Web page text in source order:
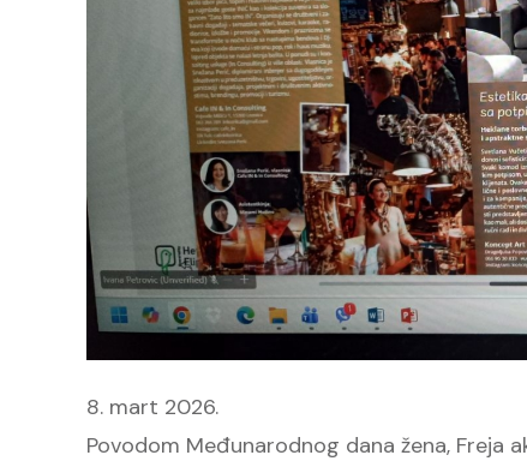
8. mart 2026.
Povodom Međunarodnog dana žena, Freja